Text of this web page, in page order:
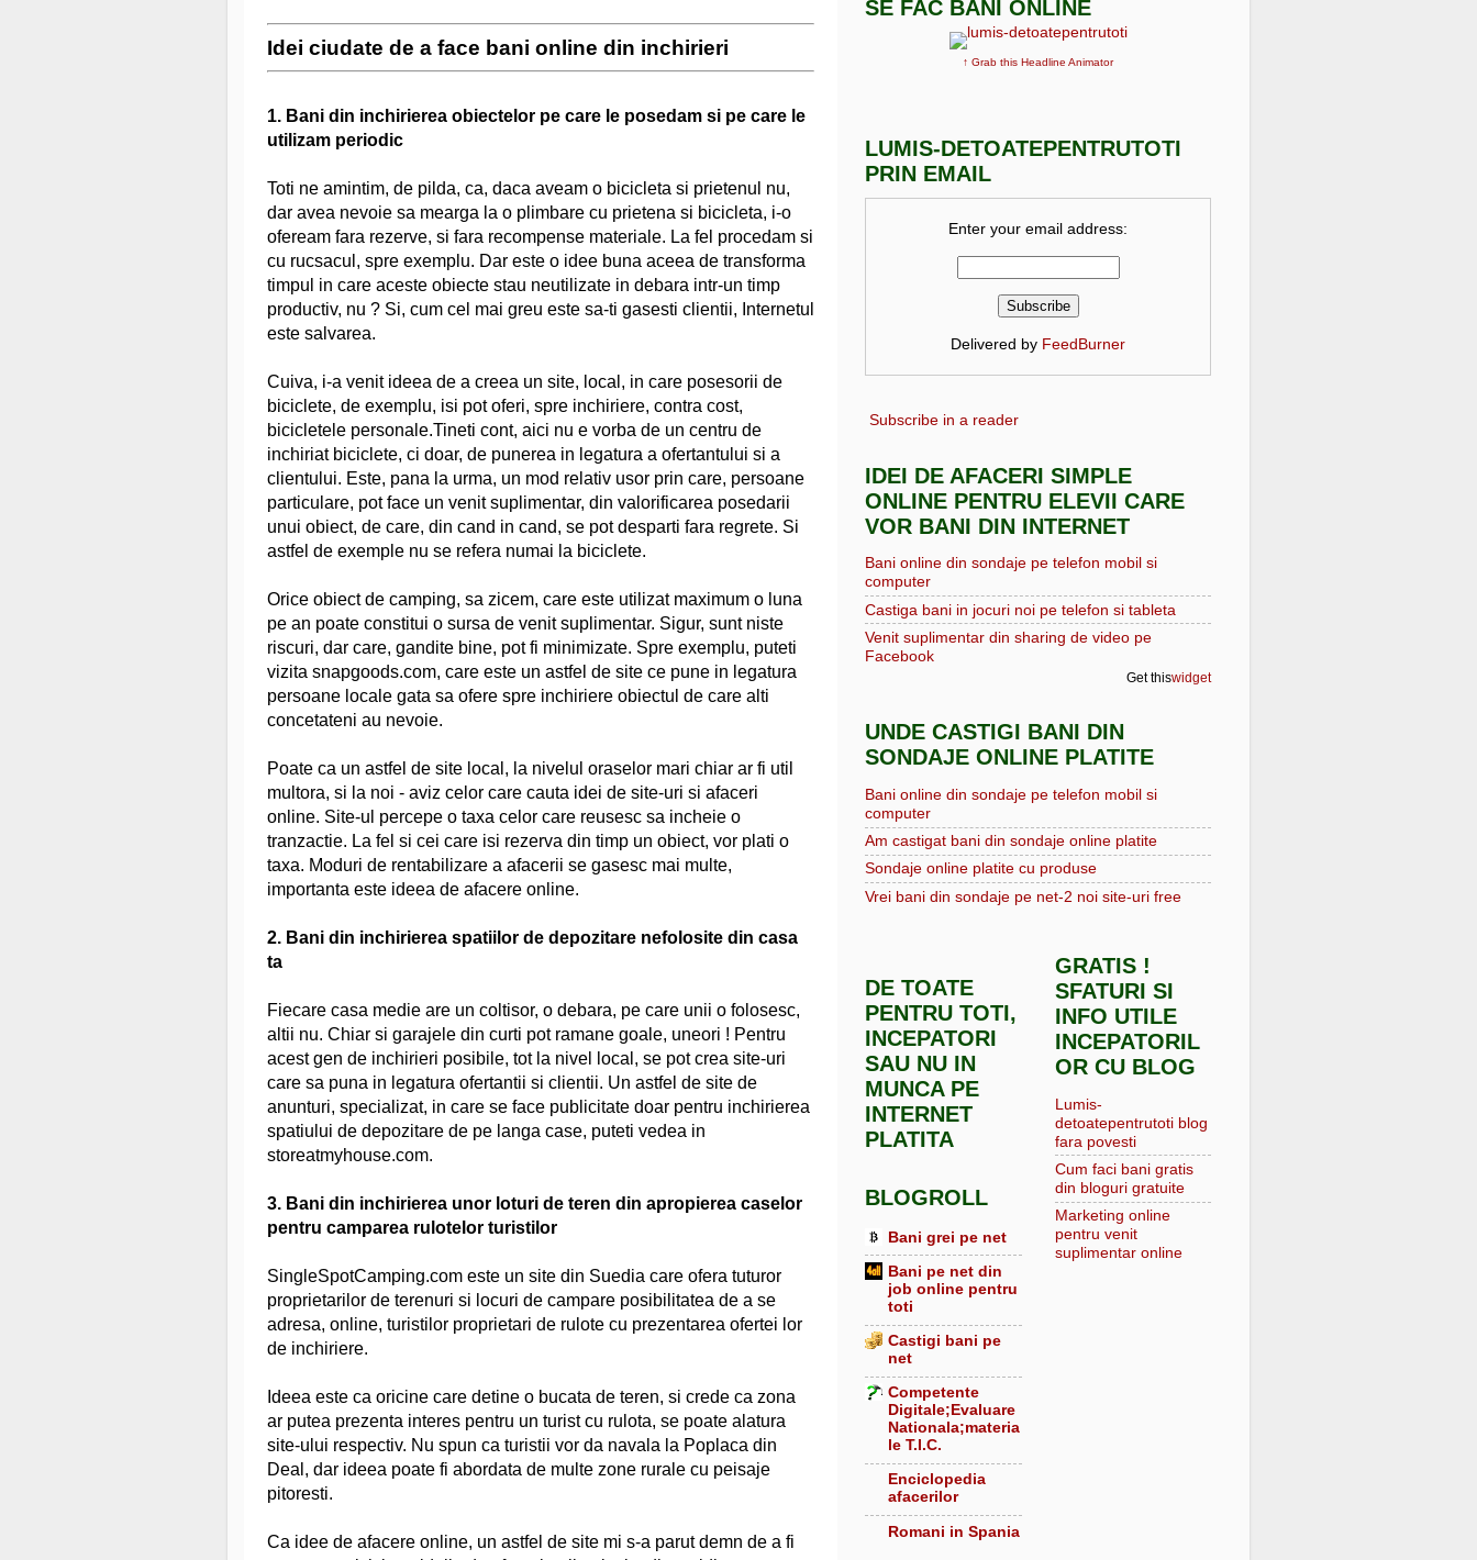
Idei ciudate de a face bani online din inchirieri
1. Bani din inchirierea obiectelor pe care le posedam si pe care le
utilizam periodic
Toti ne amintim, de pilda, ca, daca aveam o bicicleta si prietenul nu,
dar avea nevoie sa mearga la o plimbare cu prietena si bicicleta, i-o
ofeream fara rezerve, si fara recompense materiale. La fel procedam si
cu rucsacul, spre exemplu. Dar este o idee buna aceea de transforma
timpul in care aceste obiecte stau neutilizate in debara intr-un timp
productiv, nu ? Si, cum cel mai greu este sa-ti gasesti clientii, Internetul
este salvarea.
Cuiva, i-a venit ideea de a creea un site, local, in care posesorii de
biciclete, de exemplu, isi pot oferi, spre inchiriere, contra cost,
bicicletele personale.Tineti cont, aici nu e vorba de un centru de
inchiriat biciclete, ci doar, de punerea in legatura a ofertantului si a
clientului. Este, pana la urma, un mod relativ usor prin care, persoane
particulare, pot face un venit suplimentar, din valorificarea posedarii
unui obiect, de care, din cand in cand, se pot desparti fara regrete. Si
astfel de exemple nu se refera numai la biciclete.
Orice obiect de camping, sa zicem, care este utilizat maximum o luna
pe an poate constitui o sursa de venit suplimentar. Sigur, sunt niste
riscuri, dar care, gandite bine, pot fi minimizate. Spre exemplu, puteti
vizita snapgoods.com, care este un astfel de site ce pune in legatura
persoane locale gata sa ofere spre inchiriere obiectul de care alti
concetateni au nevoie.
Poate ca un astfel de site local, la nivelul oraselor mari chiar ar fi util
multora, si la noi - aviz celor care cauta idei de site-uri si afaceri
online. Site-ul percepe o taxa celor care reusesc sa incheie o
tranzactie. La fel si cei care isi rezerva din timp un obiect, vor plati o
taxa. Moduri de rentabilizare a afacerii se gasesc mai multe,
importanta este ideea de afacere online.
2. Bani din inchirierea spatiilor de depozitare nefolosite din casa
ta
Fiecare casa medie are un coltisor, o debara, pe care unii o folosesc,
altii nu. Chiar si garajele din curti pot ramane goale, uneori ! Pentru
acest gen de inchirieri posibile, tot la nivel local, se pot crea site-uri
care sa puna in legatura ofertantii si clientii. Un astfel de site de
anunturi, specializat, in care se face publicitate doar pentru inchirierea
spatiului de depozitare de pe langa case, puteti vedea in
storeatmyhouse.com.
3. Bani din inchirierea unor loturi de teren din apropierea caselor
pentru camparea rulotelor turistilor
SingleSpotCamping.com este un site din Suedia care ofera tuturor
proprietarilor de terenuri si locuri de campare posibilitatea de a se
adresa, online, turistilor proprietari de rulote cu prezentarea ofertei lor
de inchiriere.
Ideea este ca oricine care detine o bucata de teren, si crede ca zona
ar putea prezenta interes pentru un turist cu rulota, se poate alatura
site-ului respectiv. Nu spun ca turistii vor da navala la Poplaca din
Deal, dar ideea poate fi abordata de multe zone rurale cu peisaje
pitoresti.
Ca idee de afacere online, un astfel de site mi s-a parut demn de a fi
SE FAC BANI ONLINE
↑ Grab this Headline Animator
LUMIS-DETOATEPENTRUTOTI
PRIN EMAIL
Enter your email address:
Delivered by FeedBurner
Subscribe in a reader
IDEI DE AFACERI SIMPLE
ONLINE PENTRU ELEVII CARE
VOR BANI DIN INTERNET
Bani online din sondaje pe telefon mobil si
computer
Castiga bani in jocuri noi pe telefon si tableta
Venit suplimentar din sharing de video pe
Facebook
Get thiswidget
UNDE CASTIGI BANI DIN
SONDAJE ONLINE PLATITE
Bani online din sondaje pe telefon mobil si
computer
Am castigat bani din sondaje online platite
Sondaje online platite cu produse
Vrei bani din sondaje pe net-2 noi site-uri free
DE TOATE
PENTRU TOTI,
INCEPATORI
SAU NU IN
MUNCA PE
INTERNET
PLATITA
BLOGROLL
Bani grei pe net
Bani pe net din
job online pentru
toti
Castigi bani pe
net
Competente
Digitale;Evaluare
Nationala;materia
le T.I.C.
Enciclopedia
afacerilor
Romani in Spania
GRATIS !
SFATURI SI
INFO UTILE
INCEPATORIL
OR CU BLOG
Lumis-
detoatepentrutoti blog
fara povesti
Cum faci bani gratis
din bloguri gratuite
Marketing online
pentru venit
suplimentar online